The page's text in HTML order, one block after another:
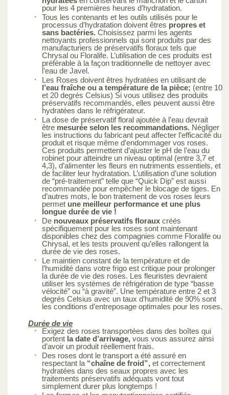
pour les 4 premières heures d’hydratation.
Tous les contenants et les outils utilisés pour le
processus d’hydratation doivent êtres propres et
sans bactéries. Choisissez parmi les agents
nettoyants professionnels qui sont produits par des
manufacturiers de préservatifs floraux tels que
Chrysal ou Floralife. L’utilisation de ces produits est
préférable à la façon traditionnelle de nettoyer avec
l’eau de Javel.
Les Roses doivent êtres hydratées en utilisant de
l’eau fraîche ou a température de la pièce; (entre 10
et 20 degrés Celsius) Si vous utilisez des produits
préservatifs recommandés, elles peuvent aussi être
hydratées dans le réfrigérateur.
La dose de préservatif floral ajoutée à l’eau devrait
être mesurée selon les recommandations. Négliger
les instructions du fabricant peut affecter l’efficacité du
produit et risque même d’endommager vos roses.
Ces produits permettent d’ajuster le pH de l’eau du
robinet pour atteindre un niveau optimal (entre 3,7 et
4,3), d’alimenter les fleurs en nutriments essentiels, et
de faciliter leur hydratation. L’utilisation d’une solution
de “pré-traitement” telle que “Quick Dip” est aussi
recommandée pour empêcher le blocage de tiges. En
d’autres mots, le bon traitement de vos roses leurs
permet une meilleur performance et une plus
longue durée de vie !
De nouveaux préservatifs floraux créés
spécifiquement pour les roses sont maintenant
disponibles chez des compagnies comme Floralife ou
Chrysal, et les tests prouvent qu’elles rallongent la
durée de vie des roses.
Le maintien constant de la température et de
l’humidité dans votre frigo est critique pour prolonger
la durée de vie des roses. Les fleuristes devraient
utiliser les systèmes de réfrigération de type “basse
vélocité” ou “à gravité”. Une température entre 2 et 3
degrés Celsius avec un taux d’humidité de 90% sont
les conditions d’entreposage optimales pour les roses.
Durée de vie
Exigez des roses transportées dans des boîtes qui
portent la date d’arrivage, vous vous assurez ainsi
d’avoir un produit réellement frais.
Des roses dont le transport a été assuré en
respectant la “chaîne de froid”, et correctement
hydratées dans des seaux propres avec les
traitements préservatifs adéquats vont tout
simplement durer plus longtemps !